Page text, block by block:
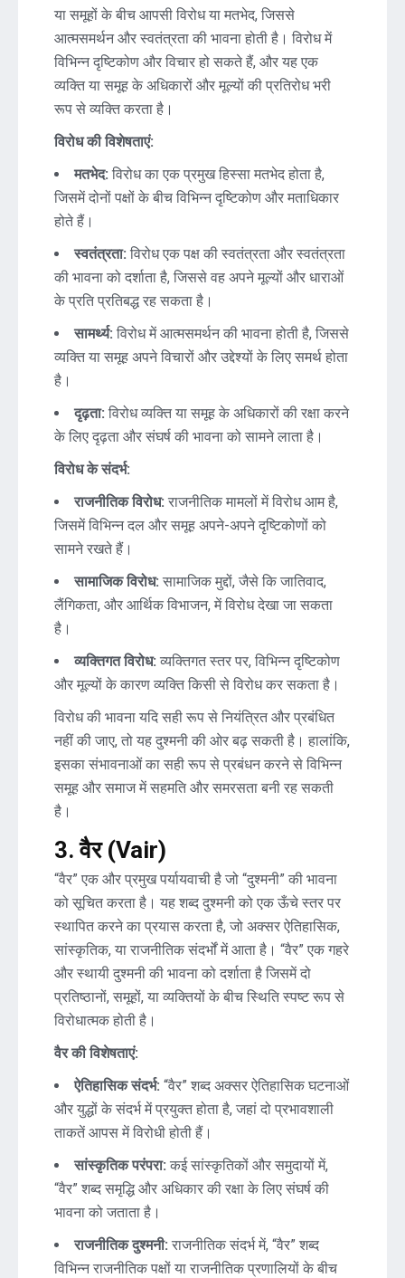
या समूहों के बीच आपसी विरोध या मतभेद, जिससे
आत्मसमर्थन और स्वतंत्रता की भावना होती है। विरोध में
विभिन्न दृष्टिकोण और विचार हो सकते हैं, और यह एक
व्यक्ति या समूह के अधिकारों और मूल्यों की प्रतिरोध भरी
रूप से व्यक्ति करता है।
विरोध की विशेषताएं:
मतभेद: विरोध का एक प्रमुख हिस्सा मतभेद होता है,
जिसमें दोनों पक्षों के बीच विभिन्न दृष्टिकोण और मताधिकार
होते हैं।
स्वतंत्रता: विरोध एक पक्ष की स्वतंत्रता और स्वतंत्रता
की भावना को दर्शाता है, जिससे वह अपने मूल्यों और धाराओं
के प्रति प्रतिबद्ध रह सकता है।
सामर्थ्य: विरोध में आत्मसमर्थन की भावना होती है, जिससे
व्यक्ति या समूह अपने विचारों और उद्देश्यों के लिए समर्थ होता
है।
दृढ़ता: विरोध व्यक्ति या समूह के अधिकारों की रक्षा करने
के लिए दृढ़ता और संघर्ष की भावना को सामने लाता है।
विरोध के संदर्भ:
राजनीतिक विरोध: राजनीतिक मामलों में विरोध आम है,
जिसमें विभिन्न दल और समूह अपने-अपने दृष्टिकोणों को
सामने रखते हैं।
सामाजिक विरोध: सामाजिक मुद्दों, जैसे कि जातिवाद,
लैंगिकता, और आर्थिक विभाजन, में विरोध देखा जा सकता
है।
व्यक्तिगत विरोध: व्यक्तिगत स्तर पर, विभिन्न दृष्टिकोण
और मूल्यों के कारण व्यक्ति किसी से विरोध कर सकता है।
विरोध की भावना यदि सही रूप से नियंत्रित और प्रबंधित
नहीं की जाए, तो यह दुश्मनी की ओर बढ़ सकती है। हालांकि,
इसका संभावनाओं का सही रूप से प्रबंधन करने से विभिन्न
समूह और समाज में सहमति और समरसता बनी रह सकती
है।
3. वैर (Vair)
“वैर” एक और प्रमुख पर्यायवाची है जो “दुश्मनी” की भावना
को सूचित करता है। यह शब्द दुश्मनी को एक ऊँचे स्तर पर
स्थापित करने का प्रयास करता है, जो अक्सर ऐतिहासिक,
सांस्कृतिक, या राजनीतिक संदर्भों में आता है। “वैर” एक गहरे
और स्थायी दुश्मनी की भावना को दर्शाता है जिसमें दो
प्रतिष्ठानों, समूहों, या व्यक्तियों के बीच स्थिति स्पष्ट रूप से
विरोधात्मक होती है।
वैर की विशेषताएं:
ऐतिहासिक संदर्भ: “वैर” शब्द अक्सर ऐतिहासिक घटनाओं
और युद्धों के संदर्भ में प्रयुक्त होता है, जहां दो प्रभावशाली
ताकतें आपस में विरोधी होती हैं।
सांस्कृतिक परंपरा: कई सांस्कृतिकों और समुदायों में,
“वैर” शब्द समृद्धि और अधिकार की रक्षा के लिए संघर्ष की
भावना को जताता है।
राजनीतिक दुश्मनी: राजनीतिक संदर्भ में, “वैर” शब्द
विभिन्न राजनीतिक पक्षों या राजनीतिक प्रणालियों के बीच